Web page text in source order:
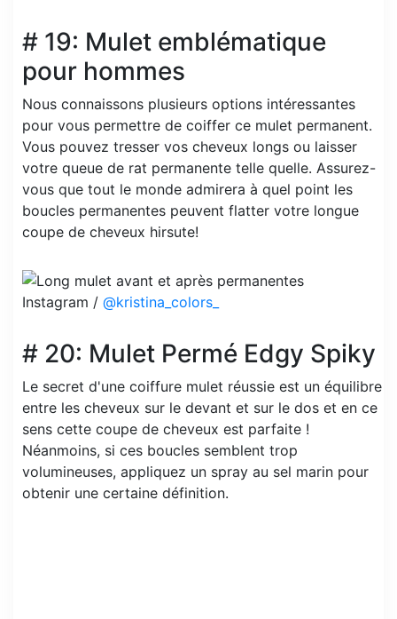
# 19: Mulet emblématique
pour hommes
Nous connaissons plusieurs options intéressantes
pour vous permettre de coiffer ce mulet permanent.
Vous pouvez tresser vos cheveux longs ou laisser
votre queue de rat permanente telle quelle. Assurez-
vous que tout le monde admirera à quel point les
boucles permanentes peuvent flatter votre longue
coupe de cheveux hirsute!
Instagram / @kristina_colors_
# 20: Mulet Permé Edgy Spiky
Le secret d'une coiffure mulet réussie est un équilibre
entre les cheveux sur le devant et sur le dos et en ce
sens cette coupe de cheveux est parfaite !
Néanmoins, si ces boucles semblent trop
volumineuses, appliquez un spray au sel marin pour
obtenir une certaine définition.